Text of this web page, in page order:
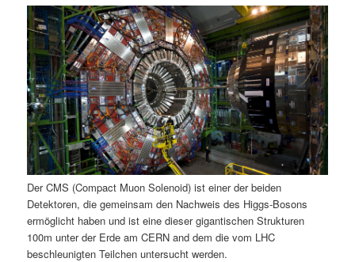
ä
r
e
n
I
n
h
n
d
ä
r
e
n
I
n
a
v
i
g
a
t
i
o
n
Der CMS (Compact Muon Solenoid) ist einer der beiden
Detektoren, die gemeinsam den Nachweis des Higgs-Bosons
ermöglicht haben und ist eine dieser gigantischen Strukturen
100m unter der Erde am CERN and dem die vom LHC
beschleunigten Teilchen untersucht werden.